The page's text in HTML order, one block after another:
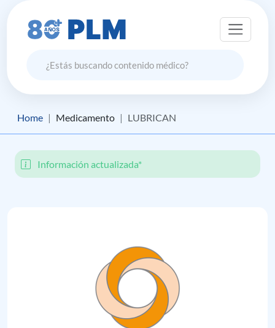
Home Medicamento LUBRICAN
Información actualizada*